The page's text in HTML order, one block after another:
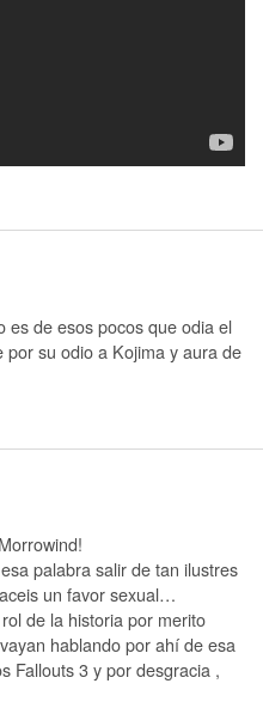
es de esos pocos que odia el
por su odio a Kojima y aura de
palabra salir de tan ilustres
un favor sexual…
de la historia por merito
hablando por ahí de esa
Fallouts 3 y por desgracia ,